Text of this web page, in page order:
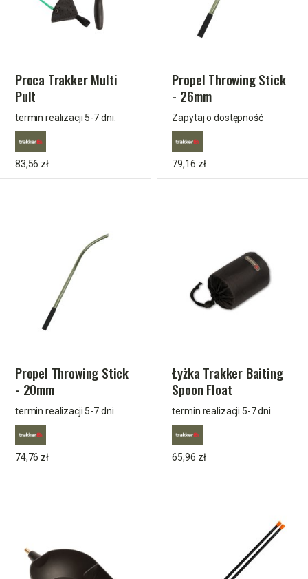
Proca Trakker Multi
Pult
termin realizacji 5-7 dni.
83,56 zł
Propel Throwing Stick
- 26mm
Zapytaj o dostępność
79,16 zł
Propel Throwing Stick
- 20mm
termin realizacji 5-7 dni.
74,76 zł
Łyżka Trakker Baiting
Spoon Float
termin realizacji 5-7 dni.
65,96 zł